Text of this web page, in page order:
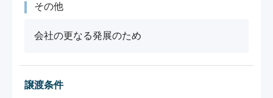
その他
会社の更なる発展のため
譲渡条件